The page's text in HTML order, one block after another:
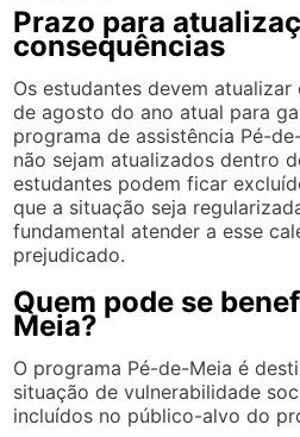
Prazo para
consequências
Os estudantes devem
de agosto do ano atual para
programa de assistência Pé-
não sejam atualizados dentro
estudantes podem ficar
que a situação seja
fundamental atender a esse
prejudicado.
Quem pode se
Meia?
O programa Pé-de-Meia é
situação de vulnerabilidade
incluídos no público-alvo do